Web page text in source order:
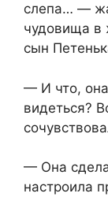
слепа… —
чудовища в
сын
— И что,
видеться?
— Она
настроила